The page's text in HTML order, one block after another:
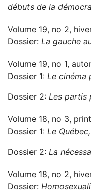
débuts de la
Volume 19, no 2,
Dossier: La gauche
Volume 19, no 1,
Dossier 1: Le cinéma
Dossier 2: Les partis
Volume 18, no 3,
Dossier 1: Le
Dossier 2: La
Volume 18, no 2,
Dossier: